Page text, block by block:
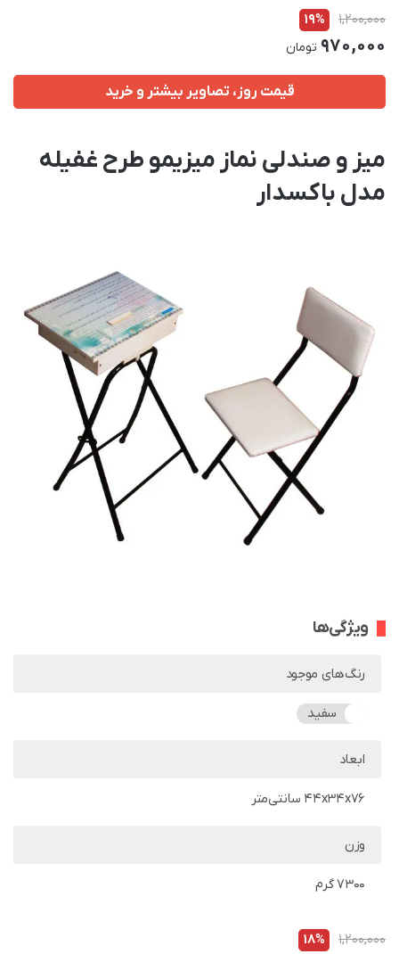
1,200,000
19%
970,000 تومان
قیمت روز، تصاویر بیشتر و خرید
میز و صندلی نماز میزیمو طرح غفیله
مدل باکسدار
ویژگی‌ها
رنگ‌های موجود
سفید
ابعاد
44x34x76 سانتی‌متر
وزن
7300 گرم
1,200,000
18%